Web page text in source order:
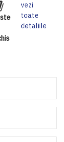
vezi
toate
detaliile